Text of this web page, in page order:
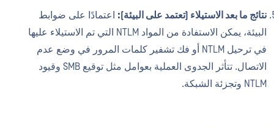
نتائج ما بعد الاستيلاء (تعتمد على البيئة): اعتمادًا على ضوابط
البيئة، يمكن الاستفادة من المواد NTLM التي تم الاستيلاء عليها
في ترحيل NTLM أو فك تشفير كلمات المرور في وضع عدم
الاتصال. تتأثر الجدوى العملية بعوامل مثل توقيع SMB وقيود
NTLM وتجزئة الشبكة.